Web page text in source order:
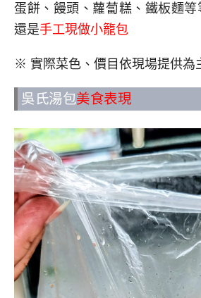
蛋餅、饅頭、蘿蔔糕、鐵板麵
還是手工現做小籠包
※ 實際菜色、價目依現場提供為
吳氏湯包美食表現